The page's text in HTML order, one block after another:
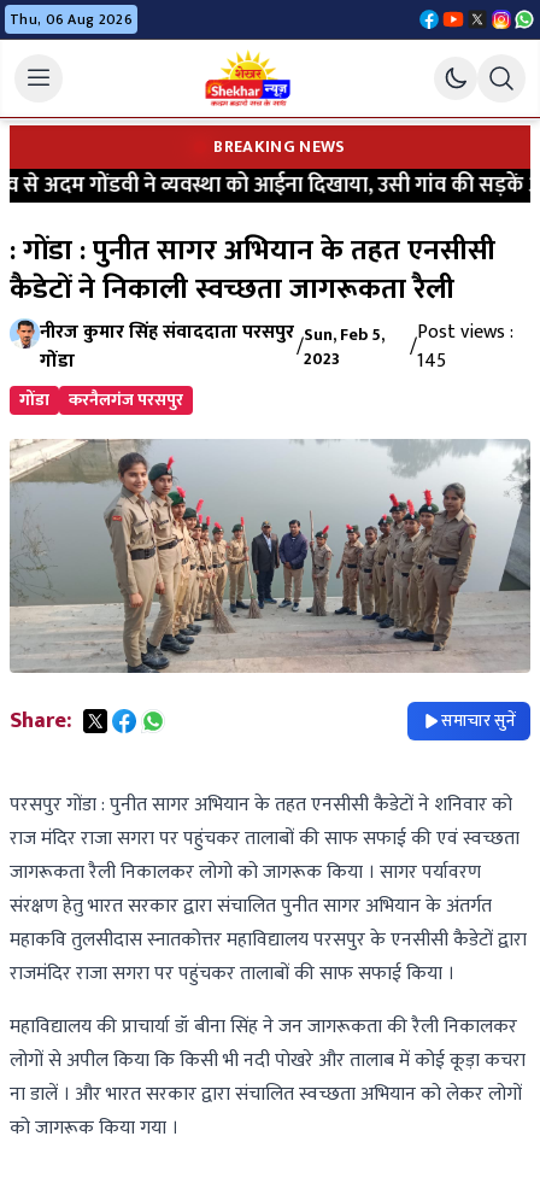
Thu, 06 Aug 2026
BREAKING NEWS
अदम गोंडवी ने व्यवस्था को आईना दिखाया, उसी गांव की सड़कें
: गोंडा : पुनीत सागर अभियान के तहत एनसीसी
कैडेटों ने निकाली स्वच्छता जागरूकता रैली
नीरज कुमार सिंह संवाददाता परसपुर
गोंडा
/Sun, Feb 5,
2023
/Post views :
145
गोंडा करनैलगंज परसपुर
Share: समाचार सुनें
परसपुर गोंडा : पुनीत सागर अभियान के तहत एनसीसी कैडेटों ने शनिवार को
राज मंदिर राजा सगरा पर पहुंचकर तालाबों की साफ सफाई की एवं स्वच्छता
जागरूकता रैली निकालकर लोगो को जागरूक किया । सागर पर्यावरण
संरक्षण हेतु भारत सरकार द्वारा संचालित पुनीत सागर अभियान के अंतर्गत
महाकवि तुलसीदास स्नातकोत्तर महाविद्यालय परसपुर के एनसीसी कैडेटों द्वारा
राजमंदिर राजा सगरा पर पहुंचकर तालाबों की साफ सफाई किया ।
महाविद्यालय की प्राचार्या डॉ बीना सिंह ने जन जागरूकता की रैली निकालकर
लोगों से अपील किया कि किसी भी नदी पोखरे और तालाब में कोई कूड़ा कचरा
ना डालें । और भारत सरकार द्वारा संचालित स्वच्छता अभियान को लेकर लोगों
को जागरूक किया गया ।